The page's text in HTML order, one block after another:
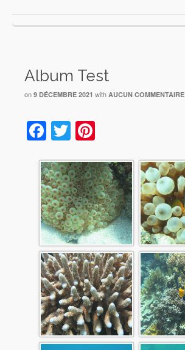
Album Test
on 9 DÉCEMBRE 2021 with AUCUN COMMENTAIRE
Facebook
Twitter